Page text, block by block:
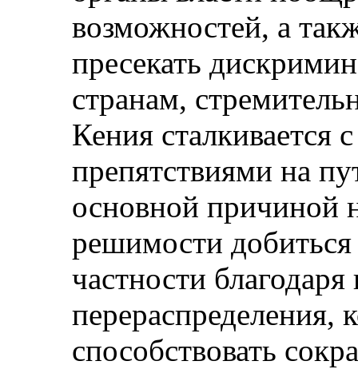
возможностей, а
пресекать
странам,
Кения сталкивается
препятствиями на
основной причиной
решимости добиться
частности
перераспределения,
способствовать